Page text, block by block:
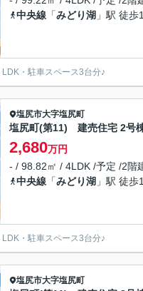
中央線 「みどり湖 」駅 徒歩
・駐車スペース3台分♪
塩尻市大字塩尻町
塩尻町(第11) 建売住宅 2号
2,680万円
- / 98.82㎡ / 4LDK /予定 /2階
中央線 「みどり湖 」駅 徒歩
・駐車スペース3台分♪
塩尻市大字塩尻町